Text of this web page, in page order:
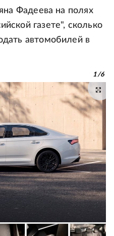
Фадеева на полях
газете", сколько
автомобилей в
1/6